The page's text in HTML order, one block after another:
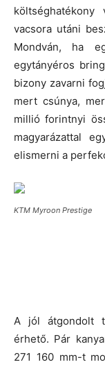
vacsora utáni
Mondván, ha
egytányéros
bizony zavarni
mert csúnya,
millió forintnyi
magyarázattal
elismerni a
KTM Myroon Prestige
A jól átgondolt
érhető. Pár
271 160 mm-t